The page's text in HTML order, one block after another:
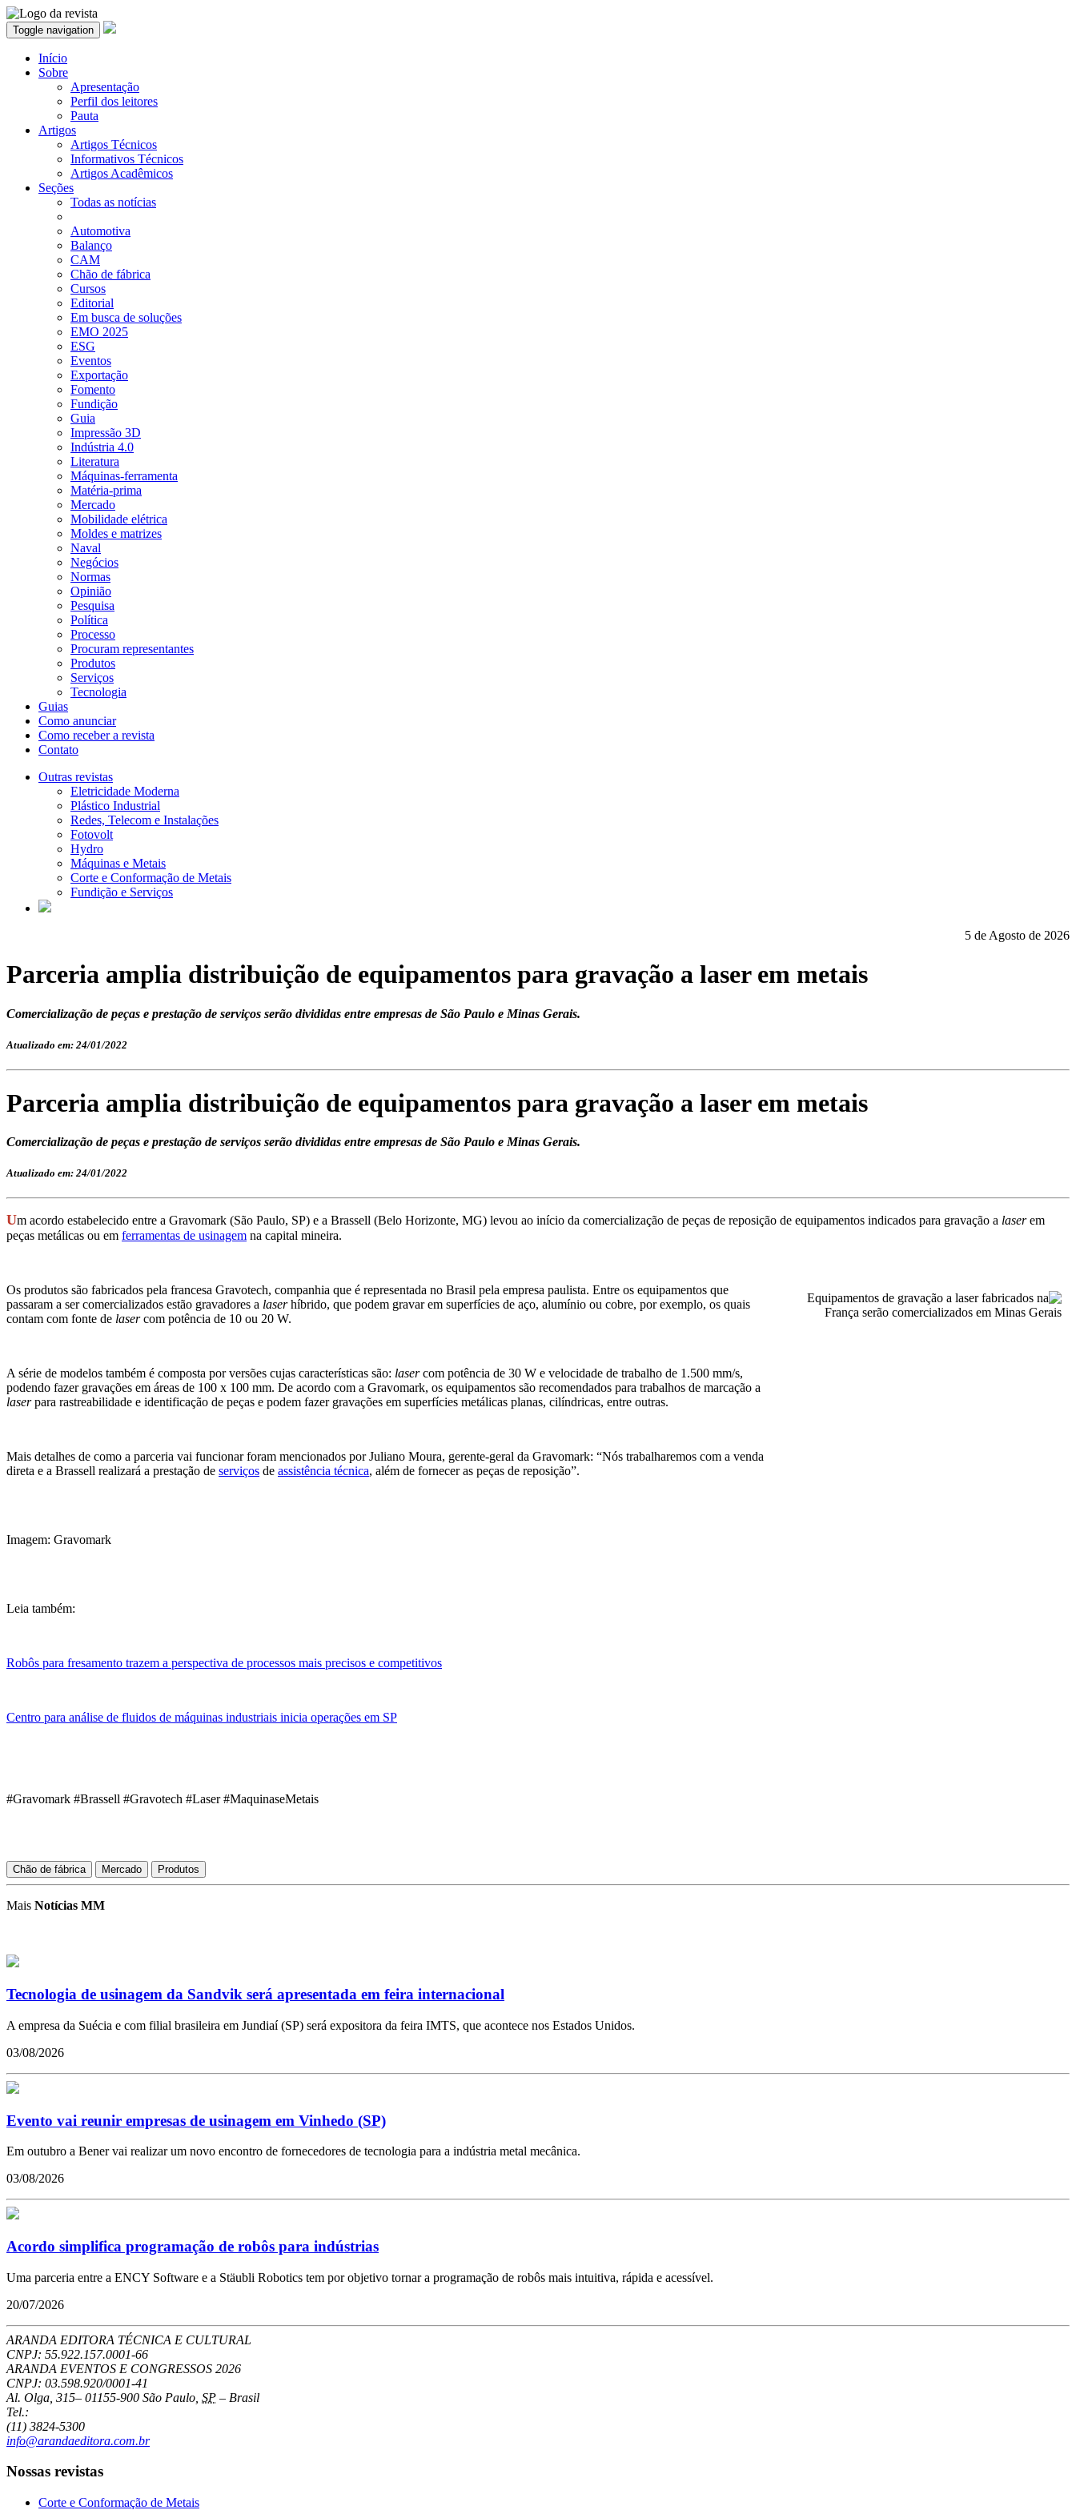
Toggle navigation
Início
Sobre
Apresentação
Perfil dos leitores
Pauta
Artigos
Artigos Técnicos
Informativos Técnicos
Artigos Acadêmicos
Seções
Todas as notícias
Automotiva
Balanço
CAM
Chão de fábrica
Cursos
Editorial
Em busca de soluções
EMO 2025
ESG
Eventos
Exportação
Fomento
Fundição
Guia
Impressão 3D
Indústria 4.0
Literatura
Máquinas-ferramenta
Matéria-prima
Mercado
Mobilidade elétrica
Moldes e matrizes
Naval
Negócios
Normas
Opinião
Pesquisa
Política
Processo
Procuram representantes
Produtos
Serviços
Tecnologia
Guias
Como anunciar
Como receber a revista
Contato
Outras revistas
Eletricidade Moderna
Plástico Industrial
Redes, Telecom e Instalações
Fotovolt
Hydro
Máquinas e Metais
Corte e Conformação de Metais
Fundição e Serviços
5 de Agosto de 2026
Parceria amplia distribuição de equipamentos para gravação a laser em metais
Comercialização de peças e prestação de serviços serão divididas entre empresas de São Paulo e Minas Gerais.
Atualizado em: 24/01/2022
Parceria amplia distribuição de equipamentos para gravação a laser em metais
Comercialização de peças e prestação de serviços serão divididas entre empresas de São Paulo e Minas Gerais.
Atualizado em: 24/01/2022
Um acordo estabelecido entre a Gravomark (São Paulo, SP) e a Brassell (Belo Horizonte, MG) levou ao início da comercialização de peças de reposição de equipamentos indicados para gravação a laserem
peças metálicas ou em ferramentas de usinagem na capital mineira.
Os produtos são fabricados pela francesa Gravotech, companhia que é representada no Brasil pela empresa paulista. Entre os equipamentos que
passaram a ser comercializados estão gravadores a laserhíbrido, que podem gravar em superfícies de aço, alumínio ou cobre, por exemplo, os quais
contam com fonte de lasercom potência de 10 ou 20 W.
A série de modelos também é composta por versões cujas características são: lasercom potência de 30 W e velocidade de trabalho de 1.500 mm/s,
podendo fazer gravações em áreas de 100 x 100 mm. De acordo com a Gravomark, os equipamentos são recomendados para trabalhos de marcação a
laserpara rastreabilidade e identificação de peças e podem fazer gravações em superfícies metálicas planas, cilíndricas, entre outras.
Mais detalhes de como a parceria vai funcionar foram mencionados por Juliano Moura, gerente-geral da Gravomark: “Nós trabalharemos com a venda
direta e a Brassell realizará a prestação de serviços de assistência técnica, além de fornecer as peças de reposição”.
Imagem: Gravomark
Leia também:
Robôs para fresamento trazem a perspectiva de processos mais precisos e competitivos
Centro para análise de fluidos de máquinas industriais inicia operações em SP
#Gravomark #Brassell #Gravotech #Laser #MaquinaseMetais
Chão de fábrica Mercado Produtos
Mais Notícias MM
Tecnologia de usinagem da Sandvik será apresentada em feira internacional
A empresa da Suécia e com filial brasileira em Jundiaí (SP) será expositora da feira IMTS, que acontece nos Estados Unidos.
03/08/2026
Evento vai reunir empresas de usinagem em Vinhedo (SP)
Em outubro a Bener vai realizar um novo encontro de fornecedores de tecnologia para a indústria metal mecânica.
03/08/2026
Acordo simplifica programação de robôs para indústrias
Uma parceria entre a ENCY Software e a Stäubli Robotics tem por objetivo tornar a programação de robôs mais intuitiva, rápida e acessível.
20/07/2026
ARANDA EDITORA TÉCNICA E CULTURAL
CNPJ: 55.922.157.0001-66
ARANDA EVENTOS E CONGRESSOS 2026
CNPJ: 03.598.920/0001-41
Al. Olga, 315– 01155-900 São Paulo SP – Brasil
Tel.:
(11) 3824-5300
info@arandaeditora.com.br
Nossas revistas
Corte e Conformação de Metais